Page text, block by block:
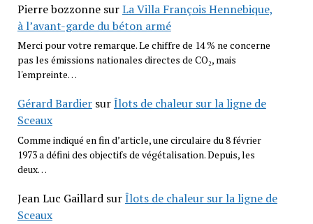
Pierre bozzonnesurLa Villa François Hennebique,
à l’avant-garde du béton armé
Merci pour votre remarque. Le chiffre de 14 % ne concerne
pas les émissions nationales directes de CO₂, mais
l'empreinte…
Gérard BardiersurÎlots de chaleur sur la ligne de
Sceaux
Comme indiqué en fin d’article, une circulaire du 8 février
1973 a défini des objectifs de végétalisation. Depuis, les
deux…
Jean Luc GaillardsurÎlots de chaleur sur la ligne de
Sceaux